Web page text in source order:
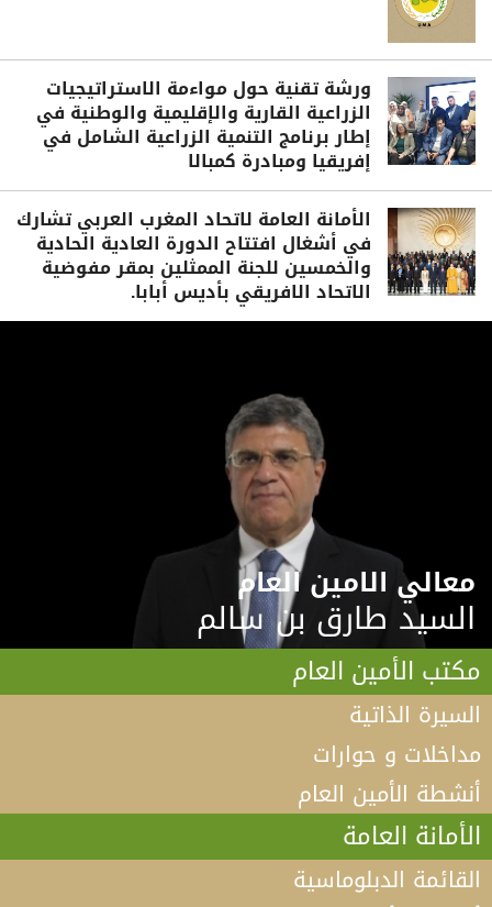
ورشة تقنية حول مواءمة الاستراتيجيات
الزراعية القارية والإقليمية والوطنية في
إطار برنامج التنمية الزراعية الشامل في
إفريقيا ومبادرة كمبالا
الأمانة العامة لاتحاد المغرب العربي تشارك
في أشغال افتتاح الدورة العادية الحادية
والخمسين للجنة الممثلين بمقر مفوضية
الاتحاد الافريقي بأديس أبابا.
معالي الامين العام
السيد طارق بن سالم
مكتب الأمين العام
السيرة الذاتية
مداخلات و حوارات
أنشطة الأمين العام
الأمانة العامة
القائمة الدبلوماسية